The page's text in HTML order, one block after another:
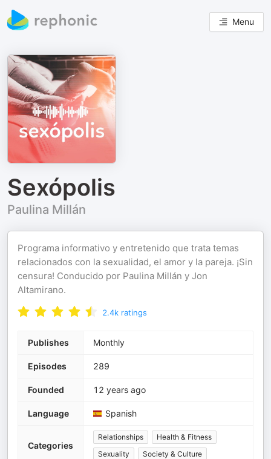
Menu
Sexópolis
Paulina Millán
Programa informativo y entretenido que trata temas
relacionados con la sexualidad, el amor y la pareja. ¡Sin
censura! Conducido por Paulina Millán y Jon
Altamirano.
2.4k ratings
Publishes Monthly
Episodes 289
Founded 12 years ago
Language Spanish
Categories
Relationships
Health & Fitness
Sexuality
Society & Culture